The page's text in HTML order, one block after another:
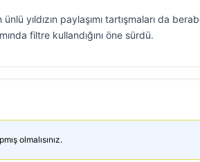
yıldızın paylaşımı tartışmaları da
filtre kullandığını öne sürdü.
olmalısınız.